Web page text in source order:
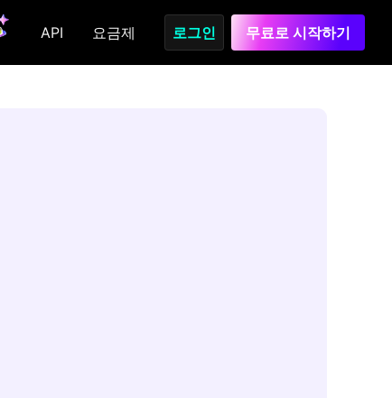
API 요금제 로그인 무료로 시작하기